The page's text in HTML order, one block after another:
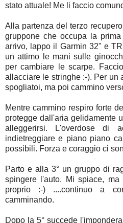
stato attuale! Me li faccio
Alla partenza del terzo
gruppone che occupa la
arrivo, lappo il Garmin 32" e
un attimo le mani sulle
per cambiare le scarpe.
allacciare le stringhe :-). Per un
spogliatoi, ma poi cammino
Mentre cammino respiro forte
protegge dall'aria gelidamente
alleggerirsi. L'overdose di
indietreggiare e piano piano
possibili. Forza e coraggio ci
Parto e alla 3° un gruppo di
spingere l'auto. Mi spiace,
proprio :-) ....continuo a
camminando.
Dopo la 5° succede